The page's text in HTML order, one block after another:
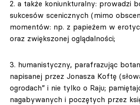
2. a także koniunkturalny: prowadzi
sukcesów scenicznych (mimo
momentów: np. z papieżem w
oraz zwiększonej oglądalności;
3. humanistyczny, parafrazując
napisanej przez Jonasza Koftę
ogrodach” i nie tylko o Raju;
nagabywanych i poczętych przez